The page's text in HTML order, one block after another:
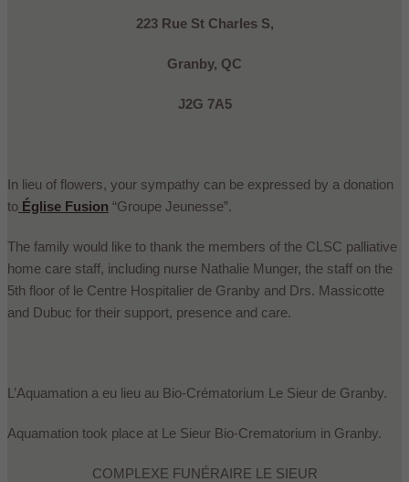
223 Rue St Charles S,
Granby, QC
J2G 7A5
In lieu of flowers, your sympathy can be expressed by a donation
to Église Fusion “Groupe Jeunesse”.
The family would like to thank the members of the CLSC palliative
home care staff, including nurse Nathalie Munger, the staff on the
5th floor of le Centre Hospitalier de Granby and Drs. Massicotte
and Dubuc for their support, presence and care.
L’Aquamation a eu lieu au Bio-Crématorium Le Sieur de Granby.
Aquamation took place at Le Sieur Bio-Crematorium in Granby.
COMPLEXE FUNÉRAIRE LE SIEUR